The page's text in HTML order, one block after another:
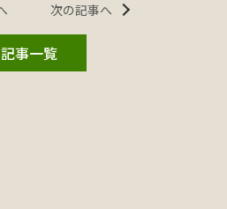
次の記事へ
記事一覧